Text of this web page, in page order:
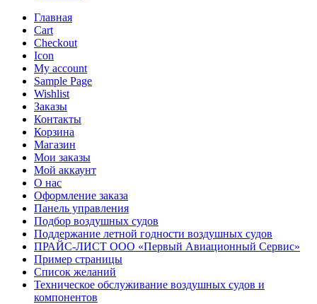
Главная
Cart
Checkout
Icon
My account
Sample Page
Wishlist
Заказы
Контакты
Корзина
Магазин
Мои заказы
Мой аккаунт
О нас
Оформление заказа
Панель управления
Подбор воздушных судов
Поддержание летной годности воздушных судов
ПРАЙС-ЛИСТ ООО «Первый Авиационный Сервис»
Пример страницы
Список желаний
Техническое обслуживание воздушных судов и
компонентов